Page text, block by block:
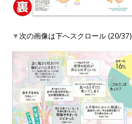
▼次の画像は下へスクロール (20/37)